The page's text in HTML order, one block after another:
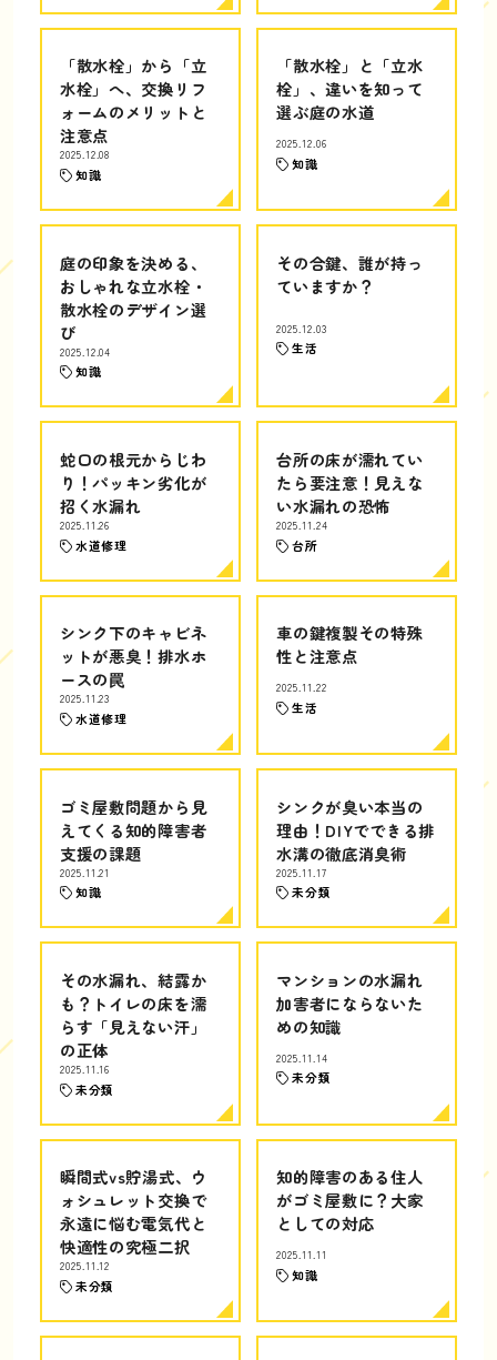
「散水栓」から「立
水栓」へ、交換リフ
ォームのメリットと
注意点
2025.12.08
知識
「散水栓」と「立水
栓」、違いを知って
選ぶ庭の水道
2025.12.06
知識
庭の印象を決める、
おしゃれな立水栓・
散水栓のデザイン選
び
2025.12.04
知識
その合鍵、誰が持っ
ていますか？
2025.12.03
生活
蛇口の根元からじわ
り！パッキン劣化が
招く水漏れ
2025.11.26
水道修理
台所の床が濡れてい
たら要注意！見えな
い水漏れの恐怖
2025.11.24
台所
シンク下のキャビネ
ットが悪臭！排水ホ
ースの罠
2025.11.23
水道修理
車の鍵複製その特殊
性と注意点
2025.11.22
生活
ゴミ屋敷問題から見
えてくる知的障害者
支援の課題
2025.11.21
知識
シンクが臭い本当の
理由！DIYでできる排
水溝の徹底消臭術
2025.11.17
未分類
その水漏れ、結露か
も？トイレの床を濡
らす「見えない汗」
の正体
2025.11.16
未分類
マンションの水漏れ
加害者にならないた
めの知識
2025.11.14
未分類
瞬間式vs貯湯式、ウ
ォシュレット交換で
永遠に悩む電気代と
快適性の究極二択
2025.11.12
未分類
知的障害のある住人
がゴミ屋敷に？大家
としての対応
2025.11.11
知識